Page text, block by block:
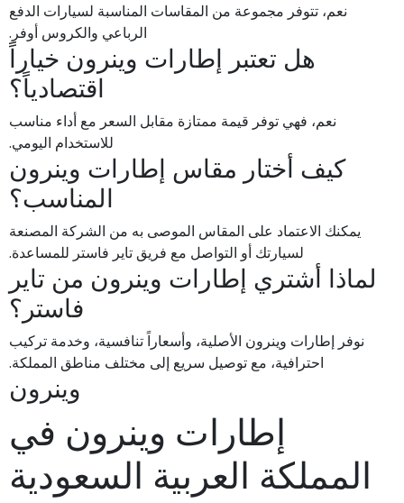
نعم، تتوفر مجموعة من المقاسات المناسبة لسيارات الدفع
الرباعي والكروس أوفر.
هل تعتبر إطارات وينرون خياراً
اقتصادياً؟
نعم، فهي توفر قيمة ممتازة مقابل السعر مع أداء مناسب
للاستخدام اليومي.
كيف أختار مقاس إطارات وينرون
المناسب؟
يمكنك الاعتماد على المقاس الموصى به من الشركة المصنعة
لسيارتك أو التواصل مع فريق تاير فاستر للمساعدة.
لماذا أشتري إطارات وينرون من تاير
فاستر؟
نوفر إطارات وينرون الأصلية، وأسعاراً تنافسية، وخدمة تركيب
احترافية، مع توصيل سريع إلى مختلف مناطق المملكة.
وينرون
إطارات وينرون في
المملكة العربية السعودية